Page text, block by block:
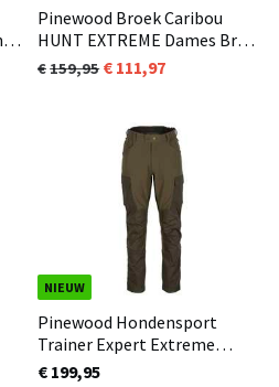
Pinewood Broek Caribou
HUNT EXTREME Dames Bruin
/ Olijfgroen(244)
159,95 111,97
NIEUW
Pinewood Hondensport
Trainer Expert Extreme
Broek Heren Mosgroen (135)
€ 199,95